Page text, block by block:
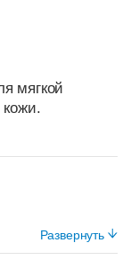
мягкой
Развернуть